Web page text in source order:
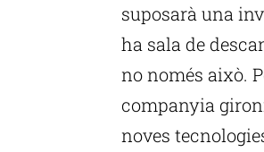
suposarà una
ha sala de
no només això.
companyia
noves